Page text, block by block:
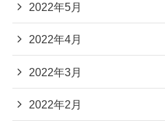
2022年5月
2022年4月
2022年3月
2022年2月